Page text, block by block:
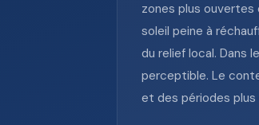
zones plus ouvertes
soleil peine à
du relief local. Dans
perceptible. Le
et des périodes plus